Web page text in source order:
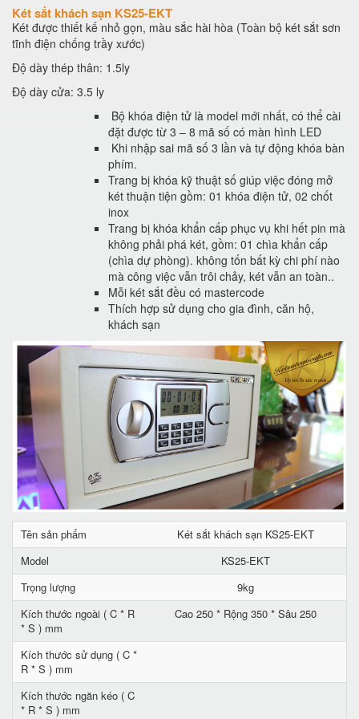
Két sắt khách sạn KS25-EKT
Két được thiết kế nhỏ gọn, màu sắc hài hòa (Toàn bộ két sắt sơn
tĩnh điện chống trầy xước)
Độ dày thép thân: 1.5ly
Độ dày cửa: 3.5 ly
Bộ khóa điện tử là model mới nhất, có thể cài
đặt được từ 3 – 8 mã số có màn hình LED
Khi nhập sai mã số 3 lần và tự động khóa bàn
phím.
Trang bị khóa kỹ thuật số giúp việc đóng mở
két thuận tiện gồm: 01 khóa điện tử, 02 chốt
inox
Trang bị khóa khẩn cấp phục vụ khi hết pin mà
không phải phá két, gồm: 01 chìa khẩn cấp
(chìa dự phòng). không tốn bất kỳ chi phí nào
mà công việc vẫn trôi chảy, két vẫn an toàn..
Mỗi két sắt đều có mastercode
Thích hợp sử dụng cho gia đình, căn hộ,
khách sạn
Tên sản phẩm
Két sắt khách sạn KS25-EKT
Model
KS25-EKT
Trọng lượng
9kg
Kích thước ngoài ( C * R
* S ) mm
Cao 250 * Rộng 350 * Sâu 250
Kích thước sử dụng ( C *
R * S ) mm
Kích thước ngăn kéo ( C
* R * S ) mm